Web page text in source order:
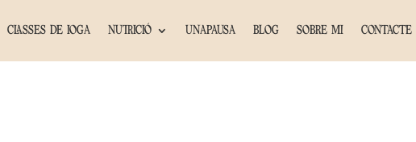
CLASSES DE IOGA NUTRICIÓ UNAPAUSA BLOG SOBRE MI CONTACTE